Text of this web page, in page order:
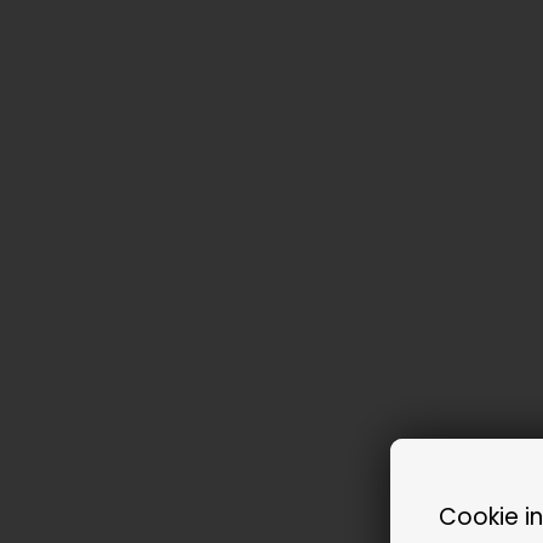
Cookie